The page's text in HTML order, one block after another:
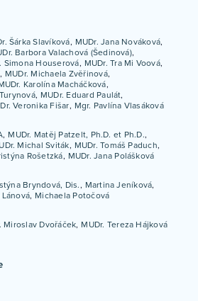
Šárka Slavíková MUDr. Jana Nováková
Barbora Valachová (Šedinová)
Simona Houserová MUDr. Tra Mi Voová
MUDr. Michaela Zvěřinová
Karolína Macháčková
MUDr. Eduard Paulát
Veronika Fišar Mgr. Pavlína Vlasáková
MUDr. Matěj Patzelt, Ph.D. et Ph.D.
Michal Sviták MUDr. Tomáš Paduch
Rošetzká MUDr. Jana Polášková
Bryndová, Dis. Martina Jeníková
Lánová Michaela Potočová
Miroslav Dvořáček MUDr. Tereza Hájková